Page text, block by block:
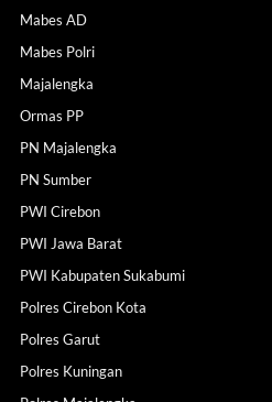
Mabes AD
Mabes Polri
Majalengka
Ormas PP
PN Majalengka
PN Sumber
PWI Cirebon
PWI Jawa Barat
PWI Kabupaten Sukabumi
Polres Cirebon Kota
Polres Garut
Polres Kuningan